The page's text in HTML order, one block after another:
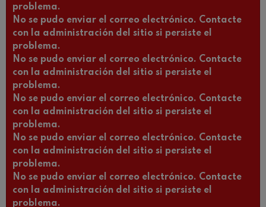
problema.
No se pudo enviar el correo electrónico. Contacte
con la administración del sitio si persiste el
problema.
No se pudo enviar el correo electrónico. Contacte
con la administración del sitio si persiste el
problema.
No se pudo enviar el correo electrónico. Contacte
con la administración del sitio si persiste el
problema.
No se pudo enviar el correo electrónico. Contacte
con la administración del sitio si persiste el
problema.
No se pudo enviar el correo electrónico. Contacte
con la administración del sitio si persiste el
problema.